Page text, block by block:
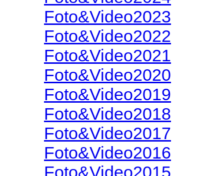
Foto&Video2023
Foto&Video2022
Foto&Video2021
Foto&Video2020
Foto&Video2019
Foto&Video2018
Foto&Video2017
Foto&Video2016
Foto&Video2015